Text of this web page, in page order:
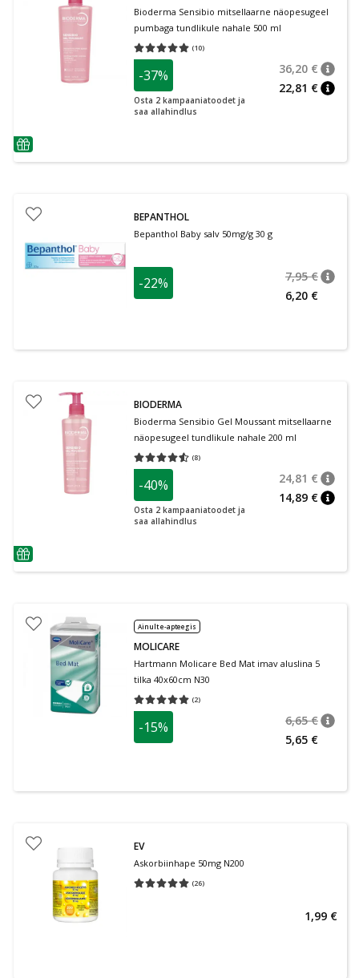
nõuanne
Bioderma Sensibio mitsellaarne näopesugeel
pumbaga tundlikule nahale 500 ml
(10)
Keskmine hinnang 5.00
-37%
Osta 2 kampaaniatoodet ja
saa allahindlus
36,20 €
22,81 €
BEPANTHOL
Bepanthol Baby salv 50mg/g 30 g
-22% 7,95 €
6,20 €
nõuanne
BIODERMA
Bioderma Sensibio Gel Moussant mitsellaarne
näopesugeel tundlikule nahale 200 ml
(8)
Keskmine hinnang 4.50
-40%
Osta 2 kampaaniatoodet ja
saa allahindlus
24,81 €
14,89 €
Ainult e-apteegis
MOLICARE
Hartmann Molicare Bed Mat imav aluslina 5
tilka 40x60cm N30
(2)
Keskmine hinnang 5.00
-15% 6,65 €
5,65 €
EV
Askorbiinhape 50mg N200
(26)
Keskmine hinnang 5.00
1,99 €